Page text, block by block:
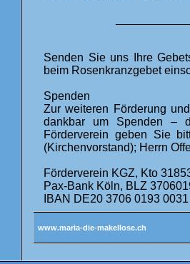
Senden Sie uns Ihre
beim Rosenkranzgebet
Spenden
Zur weiteren Förderung
dankbar um Spenden –
Förderverein geben Sie
(Kirchenvorstand); Herrn
Förderverein KGZ, Kto
Pax-Bank Köln, BLZ
IBAN DE20 3706 0193
www.maria-die-makellose.ch